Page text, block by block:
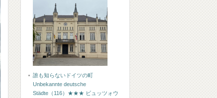
誰も知らないドイツの町
Unbekannte deutsche
Städte（116）★★★ ビュッツォウ